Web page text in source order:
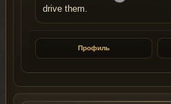
drive them.
Профиль